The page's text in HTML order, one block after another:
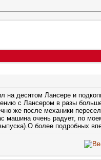
на десятом Лансере и
с Лансером в разы
же после механики
машина очень радует, по
более подробных